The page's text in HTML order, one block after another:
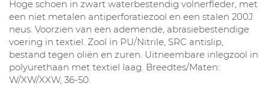
Hoge schoen in zwart waterbestendig volnerfleder, met
een niet metalen antiperforatiezool en een stalen 200J
neus. Voorzien van een ademende, abrasiebestendige
voering in textiel. Zool in PU/Nitrile, SRC antislip,
bestand tegen oliën en zuren. Uitneembare inlegzool in
polyurethaan met textiel laag. Breedtes/Maten:
W/XW/XXW, 36-50.